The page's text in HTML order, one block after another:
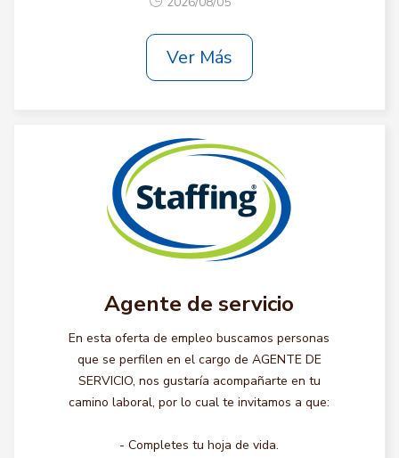
Ver Más
Agente de servicio
En esta oferta de empleo buscamos personas
que se perfilen en el cargo de AGENTE DE
SERVICIO, nos gustaría acompañarte en tu
camino laboral, por lo cual te invitamos a que:
- Completes tu hoja de vida.